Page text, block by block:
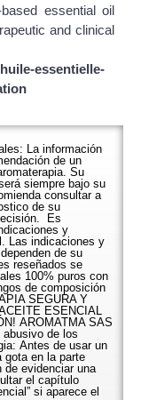
essential oil
and clinical
essentielle-
La información
de un
Su
siempre bajo su
consultar a
de su
Es
y
Las indicaciones y
de su
reseñados se
100% puros con
de composición
SEGURA Y
ESENCIAL
AROMATMA SAS
de los
Antes de usar un
gota en la parte
de evidenciar una
el capítulo
si aparece el